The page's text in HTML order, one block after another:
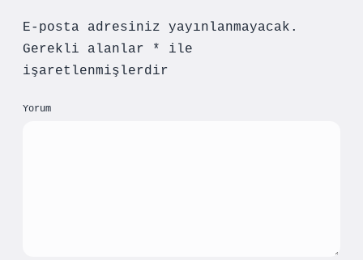
E-posta adresiniz yayınlanmayacak.
Gerekli alanlar
*
ile
işaretlenmişlerdir
Yorum